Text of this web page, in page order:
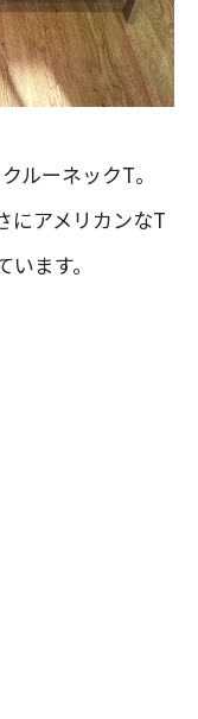
ルーネックT。
にアメリカンなT
ます。